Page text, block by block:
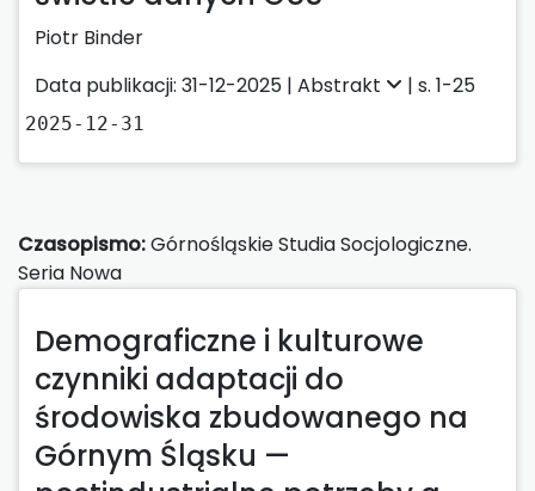
Piotr Binder
Data publikacji: 31-12-2025 | Abstrakt | s. 1-25
2025-12-31
Czasopismo:Górnośląskie Studia Socjologiczne.
Seria Nowa
Demograficzne i kulturowe
czynniki adaptacji do
środowiska zbudowanego na
Górnym Śląsku —